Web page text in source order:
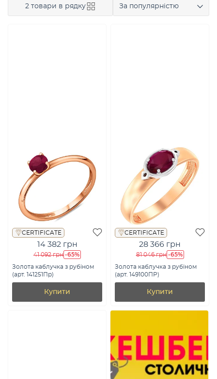
2 товари в рядку За популярністю
CERTIFICATE
14 382 грн
41 092 грн -65%
Золота каблучка з рубіном
(арт. 141251Пр)
Купити
CERTIFICATE
28 366 грн
81 046 грн -65%
Золота каблучка з рубіном
(арт. 149100ПР)
Купити